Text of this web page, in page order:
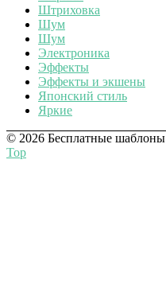
Штриховка
Шум
Шум
Электроника
Эффекты
Эффекты и экшены
Японский стиль
Яркие
© 2026 Бесплатные шаблоны
Top